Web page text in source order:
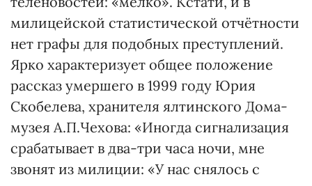
милицейской статистической отчётности
нет графы для подобных преступлений.
Ярко характеризует общее положение
рассказ умершего в 1999 году Юрия
Скобелева, хранителя ялтинского Дома-
музея А.П.Чехова: «Иногда сигнализация
срабатывает в два-три часа ночи, мне
звонят из милиции: «У нас снялось с